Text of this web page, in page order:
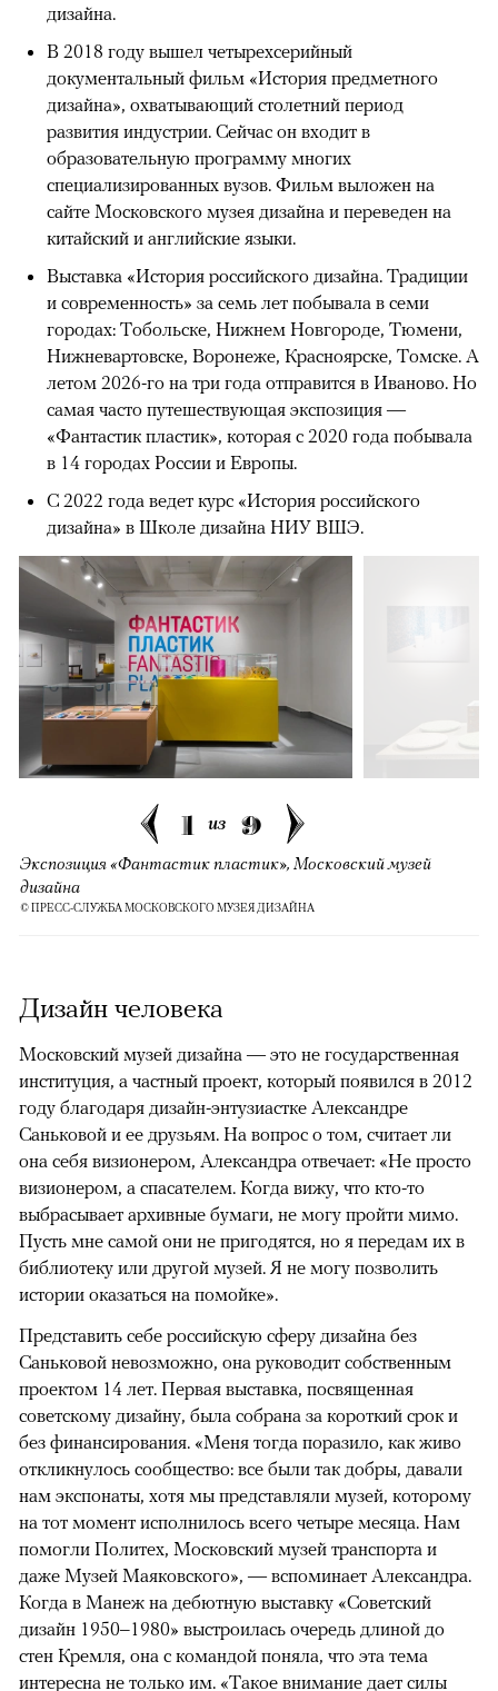
дизайна.
В 2018 году вышел четырехсерийный
документальный фильм «История предметного
дизайна», охватывающий столетний период
развития индустрии. Сейчас он входит в
образовательную программу многих
специализированных вузов. Фильм выложен на
сайте Московского музея дизайна и переведен на
китайский и английские языки.
Выставка «История российского дизайна. Традиции
и современность» за семь лет побывала в семи
городах: Тобольске, Нижнем Новгороде, Тюмени,
Нижневартовске, Воронеже, Красноярске, Томске. А
летом 2026-го на три года отправится в Иваново. Но
самая часто путешествующая экспозиция —
«Фантастик пластик», которая с 2020 года побывала
в 14 городах России и Европы.
С 2022 года ведет курс «История российского
дизайна» в Школе дизайна НИУ ВШЭ.
1 из 9
Экспозиция «Фантастик пластик», Московский музей
дизайна
© ПРЕСС-СЛУЖБА МОСКОВСКОГО МУЗЕЯ ДИЗАЙНА
00:00 / 00:00
Дизайн человека
Московский музей дизайна — это не государственная
институция, а частный проект, который появился в 2012
году благодаря дизайн-энтузиастке Александре
Саньковой и ее друзьям. На вопрос о том, считает ли
она себя визионером, Александра отвечает: «Не просто
визионером, а спасателем. Когда вижу, что кто-то
выбрасывает архивные бумаги, не могу пройти мимо.
Пусть мне самой они не пригодятся, но я передам их в
библиотеку или другой музей. Я не могу позволить
истории оказаться на помойке».
Представить себе российскую сферу дизайна без
Саньковой невозможно, она руководит собственным
проектом 14 лет. Первая выставка, посвященная
советскому дизайну, была собрана за короткий срок и
без финансирования. «Меня тогда поразило, как живо
откликнулось сообщество: все были так добры, давали
нам экспонаты, хотя мы представляли музей, которому
на тот момент исполнилось всего четыре месяца. Нам
помогли Политех, Московский музей транспорта и
даже Музей Маяковского», — вспоминает Александра.
Когда в Манеж на дебютную выставку «Советский
дизайн 1950–1980» выстроилась очередь длиной до
стен Кремля, она с командой поняла, что эта тема
интересна не только им. «Такое внимание дает силы